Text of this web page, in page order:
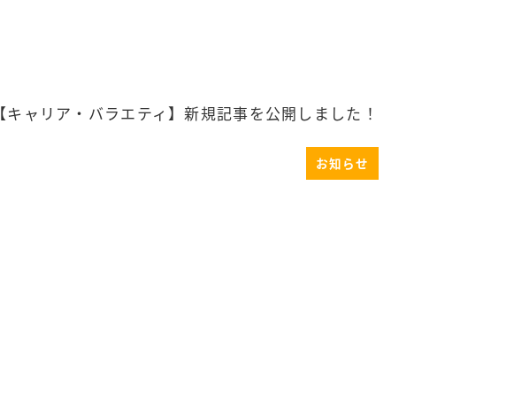
【キャリア・バラエティ】新規記事を公開しました！
お知らせ